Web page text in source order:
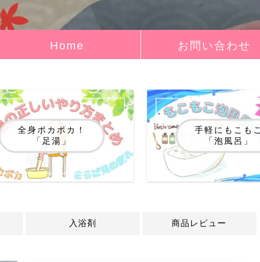
Home お問い合わせ
全身ポカポカ！
「足湯」
手軽にもこもこ
「泡風呂」
入浴剤 商品レビュー